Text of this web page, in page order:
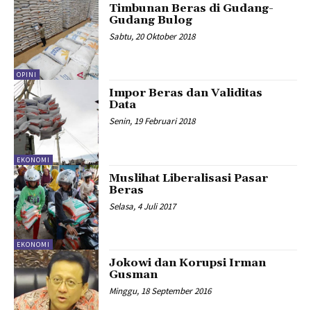
OPINI
Timbunan Beras di Gudang-
Gudang Bulog
Sabtu, 20 Oktober 2018
EKONOMI
Impor Beras dan Validitas
Data
Senin, 19 Februari 2018
EKONOMI
Muslihat Liberalisasi Pasar
Beras
Selasa, 4 Juli 2017
Jokowi dan Korupsi Irman
Gusman
Minggu, 18 September 2016